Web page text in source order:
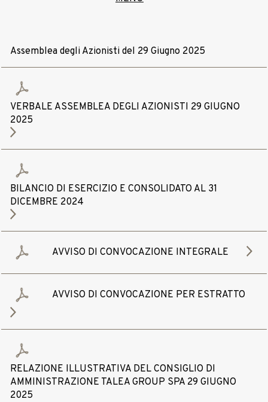
Assemblea degli Azionisti del 29 Giugno 2025
VERBALE ASSEMBLEA DEGLI AZIONISTI 29 GIUGNO
2025
BILANCIO DI ESERCIZIO E CONSOLIDATO AL 31
DICEMBRE 2024
AVVISO DI CONVOCAZIONE INTEGRALE
AVVISO DI CONVOCAZIONE PER ESTRATTO
RELAZIONE ILLUSTRATIVA DEL CONSIGLIO DI
AMMINISTRAZIONE TALEA GROUP SPA 29 GIUGNO
2025